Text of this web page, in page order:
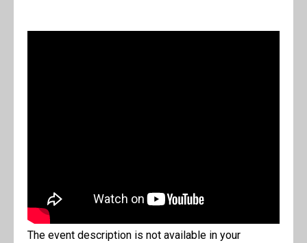
The event description is not available in your